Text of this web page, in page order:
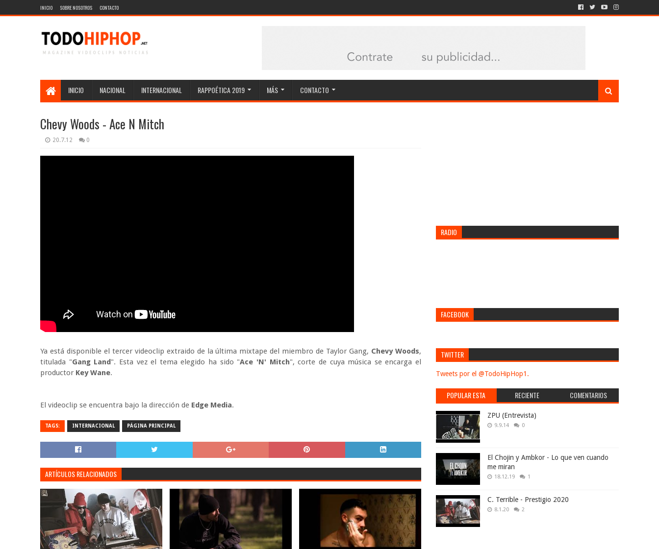
INICIO SOBRE NOSOTROS CONTACTO
INICIO NACIONAL INTERNACIONAL RAPPOÉTICA 2019 MÁS CONTACTO
Chevy Woods - Ace N Mitch
20.7.12 0
Ya está disponible el tercer videoclip extraido de la última mixtape del miembro de Taylor Gang, Chevy Woods,
titulada "Gang Land". Esta vez el tema elegido ha sido "Ace 'N' Mitch", corte de cuya música se encarga el
productor Key Wane.
El videoclip se encuentra bajo la dirección de Edge Media.
TAGS: INTERNACIONAL PÁGINA PRINCIPAL
ARTÍCULOS RELACIONADOS
RADIO
FACEBOOK
TWITTER
Tweets por el @TodoHipHop1.
POPULAR ESTA
SEMANA
RECIENTE COMENTARIOS
ZPU (Entrevista)
9.9.14 0
El Chojin y Ambkor - Lo que ven cuando
me miran
18.12.19 1
C. Terrible - Prestigio 2020
8.1.20 2